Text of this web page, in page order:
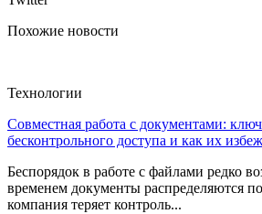
Похожие новости
Технологии
Совместная работа с документами:
бесконтрольного доступа и как их
Беспорядок в работе с файлами редко
временем документы распределяются
компания теряет контроль...